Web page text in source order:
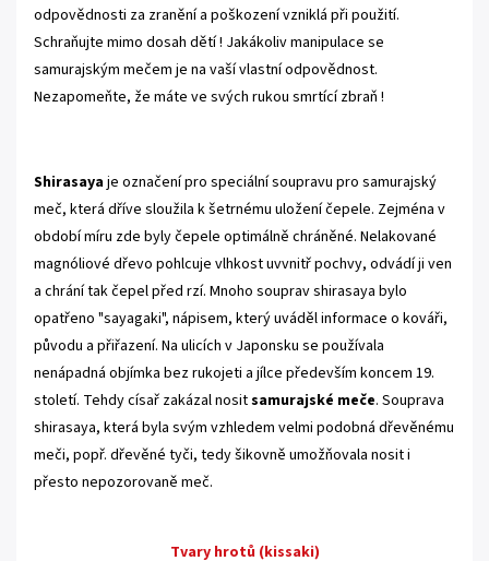
odpovědnosti za zranění a poškození vzniklá při použití.
Schraňujte mimo dosah dětí ! Jakákoliv manipulace se
samurajským mečem je na vaší vlastní odpovědnost.
Nezapomeňte, že máte ve svých rukou smrtící zbraň !
Shirasayaje označení pro speciální soupravu pro samurajský
meč, která dříve sloužila k šetrnému uložení čepele. Zejména v
období míru zde byly čepele optimálně chráněné. Nelakované
magnóliové dřevo pohlcuje vlhkost uvvnitř pochvy, odvádí ji ven
a chrání tak čepel před rzí. Mnoho souprav shirasaya bylo
opatřeno "sayagaki", nápisem, který uváděl informace o kováři,
původu a přiřazení. Na ulicích v Japonsku se používala
nenápadná objímka bez rukojeti a jílce především koncem 19.
století. Tehdy císař zakázal nositsamurajské meče. Souprava
shirasaya, která byla svým vzhledem velmi podobná dřevěnému
meči, popř. dřevěné tyči, tedy šikovně umožňovala nosit i
přesto nepozorovaně meč.
Tvary hrotů (kissaki)